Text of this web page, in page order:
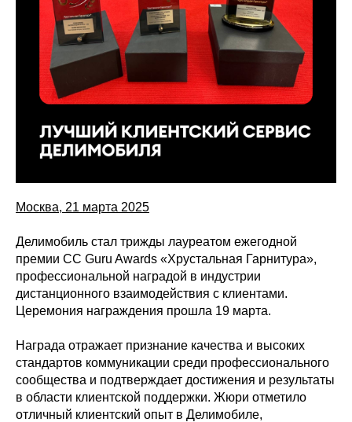
Москва, 21 марта 2025
Делимобиль стал трижды лауреатом ежегодной
премии CC Guru Awards «Хрустальная Гарнитура»,
профессиональной наградой в индустрии
дистанционного взаимодействия с клиентами.
Церемония награждения прошла 19 марта.
Награда отражает признание качества и высоких
стандартов коммуникации среди профессионального
сообщества и подтверждает достижения и результаты
в области клиентской поддержки. Жюри отметило
отличный клиентский опыт в Делимобиле,